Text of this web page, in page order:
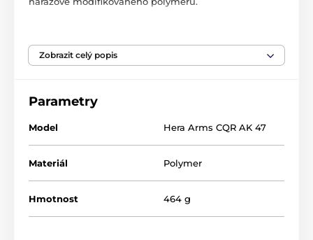
Všechny polymerové produkty HERA jsou vyráběny ve
vlastních vstřikovacích formách.
Zobrazit celý popis
Parametry
Model Hera Arms CQR AK 47
Materiál Polymer
Hmotnost 464 g